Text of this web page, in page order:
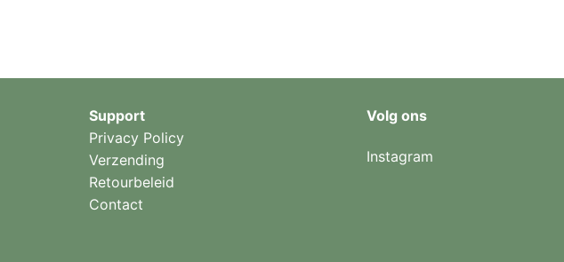
Support
Privacy Policy
Verzending
Retourbeleid
Contact
Volg ons
Instagram